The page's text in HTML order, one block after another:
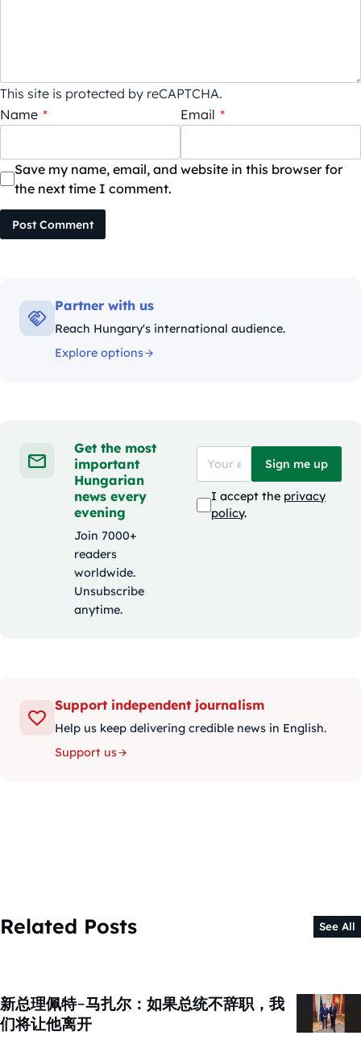
This site is protected by reCAPTCHA.
Name * Email *
Save my name, email, and website in this browser for
the next time I comment.
Post Comment
Partner with us
Reach Hungary's international audience.
Explore options
Get the most
important
Hungarian
news every
evening
Join 7000+
readers
worldwide.
Unsubscribe
anytime.
Sign me up
I accept the privacy
policy.
Support independent journalism
Help us keep delivering credible news in English.
Support us
Related Posts See All
新总理佩特-马扎尔：如果总统不辞职，我
们将让他离开